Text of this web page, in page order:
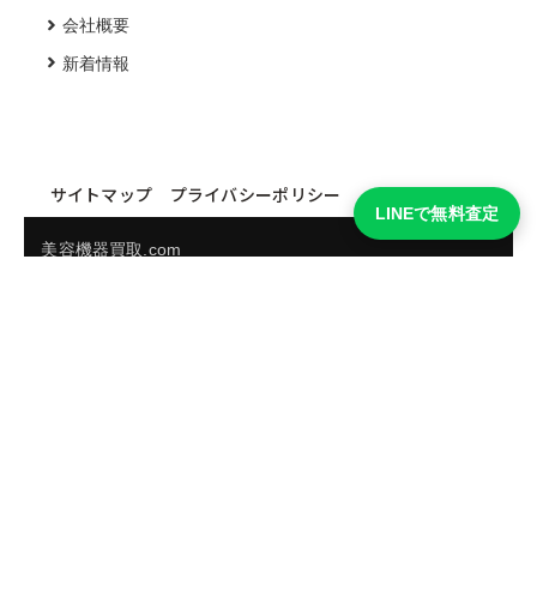
会社概要
新着情報
サイトマップ プライバシーポリシー
美容機器買取.com
LINEで無料査定